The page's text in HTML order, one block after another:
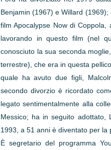
Benjamin (1967) e Willard
film Apocalypse Now di
lavorando in questo film (nel
conosciuto la sua seconda
terrestre), che era in questa
quale ha avuto due figli,
secondo divorzio è ricordato
legato sentimentalmente alla
Messico; ha in seguito adottato,
1993, a 51 anni è diventato per la
È segretario del programma